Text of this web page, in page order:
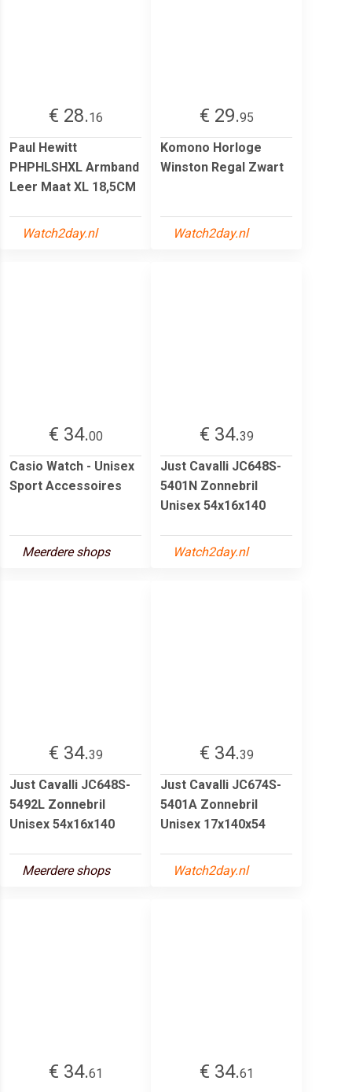
€ 28.16
Paul Hewitt
PHPHLSHXL Armband
Leer Maat XL 18,5CM
Watch2day.nl
€ 29.95
Komono Horloge
Winston Regal Zwart
Watch2day.nl
€ 34.00
Casio Watch - Unisex
Sport Accessoires
Meerdere shops
€ 34.39
Just Cavalli JC648S-
5401N Zonnebril
Unisex 54x16x140
Watch2day.nl
€ 34.39
Just Cavalli JC648S-
5492L Zonnebril
Unisex 54x16x140
Meerdere shops
€ 34.39
Just Cavalli JC674S-
5401A Zonnebril
Unisex 17x140x54
Watch2day.nl
€ 34.61 € 34.61